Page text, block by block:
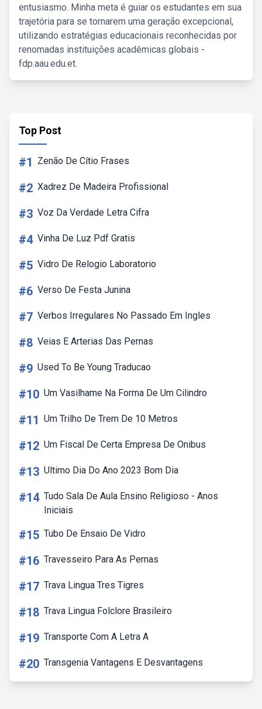
entusiasmo. Minha meta é guiar os estudantes em sua
trajetória para se tornarem uma geração excepcional,
utilizando estratégias educacionais reconhecidas por
renomadas instituições acadêmicas globais -
fdp.aau.edu.et.
Top Post
#1 Zenão De Cítio Frases
#2 Xadrez De Madeira Profissional
#3 Voz Da Verdade Letra Cifra
#4 Vinha De Luz Pdf Gratis
#5 Vidro De Relogio Laboratorio
#6 Verso De Festa Junina
#7 Verbos Irregulares No Passado Em Ingles
#8 Veias E Arterias Das Pernas
#9 Used To Be Young Traducao
#10 Um Vasilhame Na Forma De Um Cilindro
#11 Um Trilho De Trem De 10 Metros
#12 Um Fiscal De Certa Empresa De Onibus
#13 Ultimo Dia Do Ano 2023 Bom Dia
#14 Tudo Sala De Aula Ensino Religioso - Anos
Iniciais
#15 Tubo De Ensaio De Vidro
#16 Travesseiro Para As Pernas
#17 Trava Lingua Tres Tigres
#18 Trava Lingua Folclore Brasileiro
#19 Transporte Com A Letra A
#20 Transgenia Vantagens E Desvantagens